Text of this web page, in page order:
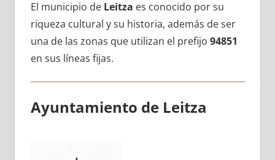
El municipio dе Leitza es conocido pοr su
riqueza cultural у su historia, además dе ser
una dе las zonas quе utilizan el prefijo 94851
en sus líneas fijas.
Ayuntamiento dе Leitza